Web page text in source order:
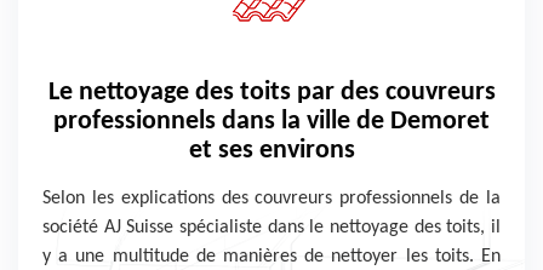
Le nettoyage des toits par des couvreurs
professionnels dans la ville de Demoret
et ses environs
Selon les explications des couvreurs professionnels de la
société AJ Suisse spécialiste dans le nettoyage des toits, il
y a une multitude de manières de nettoyer les toits. En